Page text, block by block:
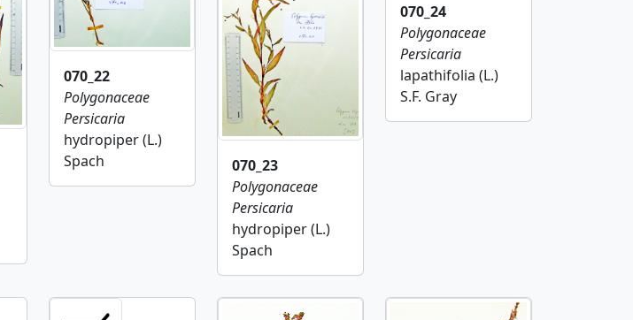
070_22
Polygonaceae
Persicaria
hydropiper (L.)
Spach
070_23
Polygonaceae
Persicaria
hydropiper (L.)
Spach
070_24
Polygonaceae
Persicaria
lapathifolia (L.)
S.F. Gray